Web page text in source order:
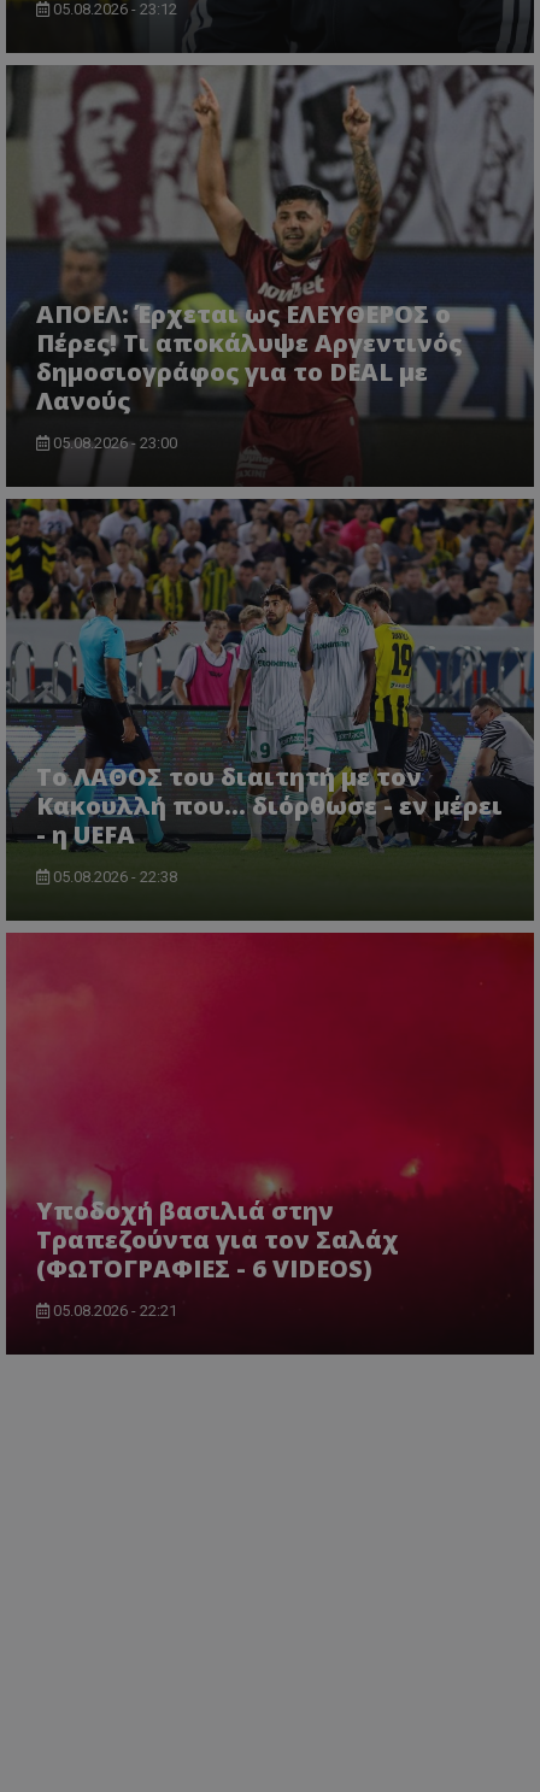
05.08.2026 - 23:12
ΑΠΟΕΛ: Έρχεται ως ΕΛΕΥΘΕΡΟΣ ο
Πέρες! Τι αποκάλυψε Αργεντινός
δημοσιογράφος για το DEAL με
Λανούς
05.08.2026 - 23:00
Το ΛΑΘΟΣ του διαιτητή με τον
Κακουλλή που... διόρθωσε - εν μέρει
- η UEFA
05.08.2026 - 22:38
Υποδοχή βασιλιά στην
Τραπεζούντα για τον Σαλάχ
(ΦΩΤΟΓΡΑΦΙΕΣ - 6 VIDEOS)
05.08.2026 - 22:21